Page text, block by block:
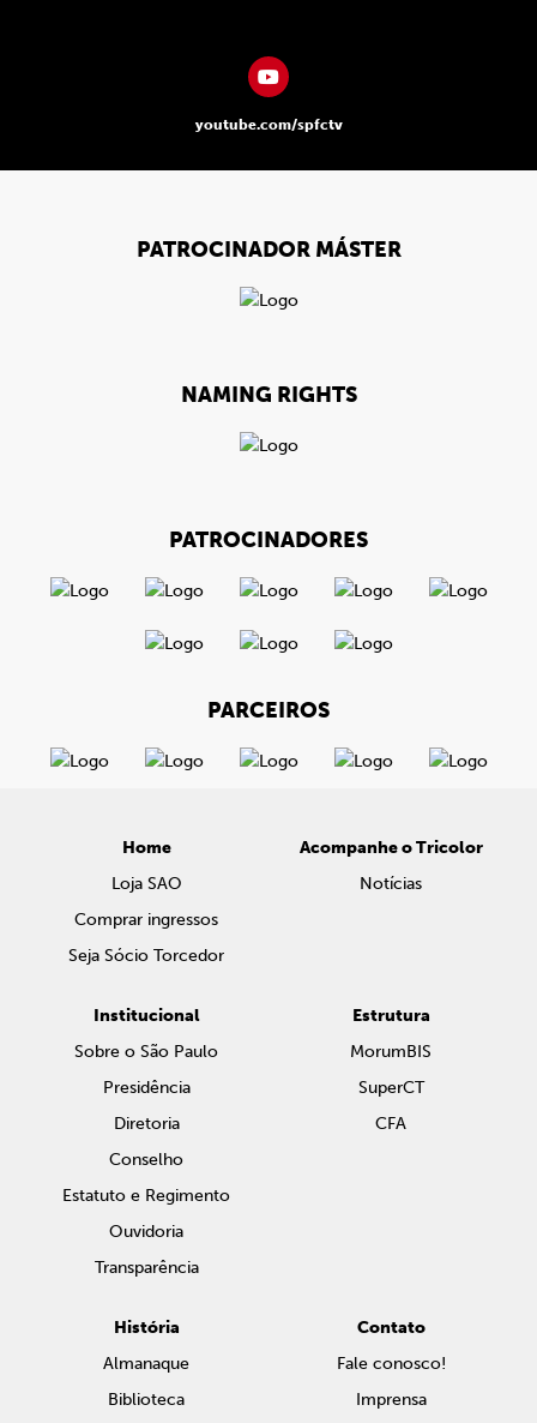
youtube.com/spfctv
PATROCINADOR MÁSTER
NAMING RIGHTS
PATROCINADORES
PARCEIROS
Home
Loja SAO
Comprar ingressos
Seja Sócio Torcedor
Acompanhe o Tricolor
Notícias
Institucional
Sobre o São Paulo
Presidência
Diretoria
Conselho
Estatuto e Regimento
Ouvidoria
Transparência
Estrutura
MorumBIS
SuperCT
CFA
História
Almanaque
Biblioteca
Contato
Fale conosco!
Imprensa